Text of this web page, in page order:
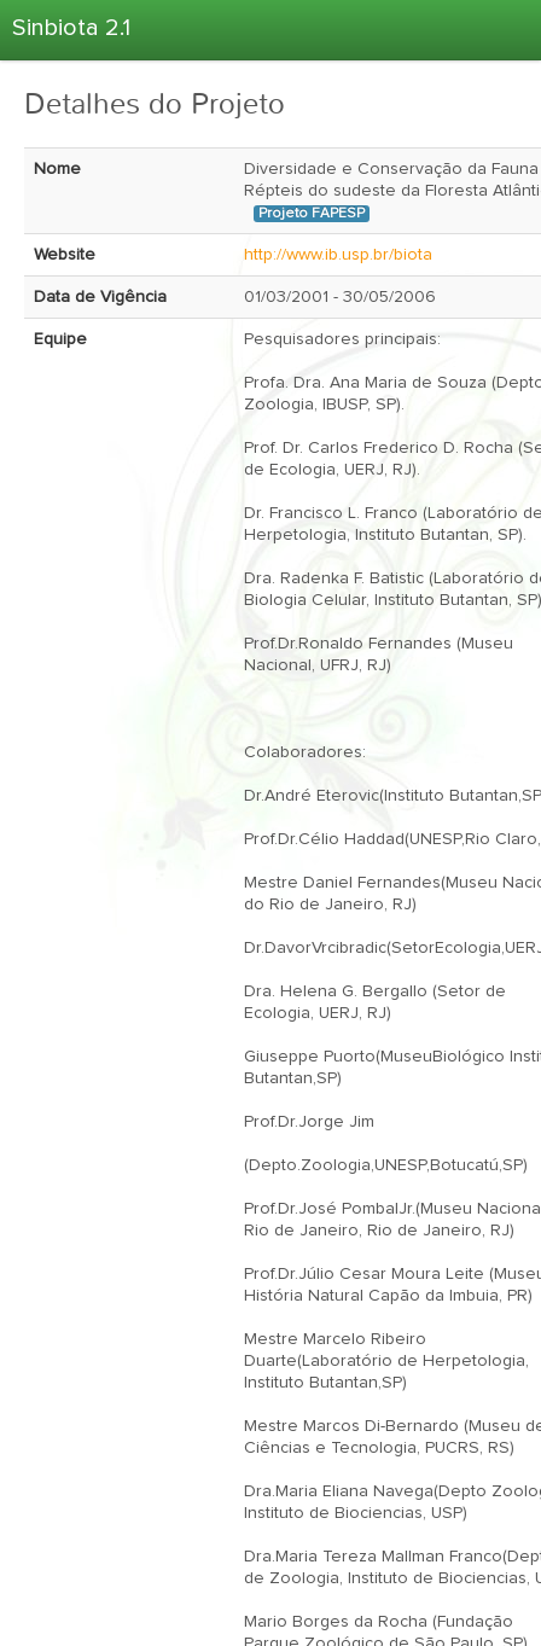
Sinbiota 2.1
Informações Ambientais
Coletas
Atlas 2.1
Estatísticas
Detalhes do Projeto
Nome
Diversidade e Conservação da
Répteis do sudeste da Floresta
Projeto FAPESP
Website http://www.ib.usp.br/biota
Data de Vigência 01/03/2001 - 30/05/2006
Equipe Pesquisadores principais:
Profa. Dra. Ana Maria de Souza
Zoologia, IBUSP, SP).
Prof. Dr. Carlos Frederico D. Rocha
de Ecologia, UERJ, RJ).
Dr. Francisco L. Franco (Laboratório
Herpetologia, Instituto Butantan, SP).
Dra. Radenka F. Batistic (Laboratório
Biologia Celular, Instituto Butantan,
Prof.Dr.Ronaldo Fernandes (Museu
Nacional, UFRJ, RJ)
Colaboradores:
Dr.André Eterovic(Instituto
Prof.Dr.Célio Haddad(UNESP,Rio
Mestre Daniel Fernandes(Museu
do Rio de Janeiro, RJ)
Dra. Helena G. Bergallo (Setor de
Ecologia, UERJ, RJ)
Giuseppe Puorto(MuseuBiológico
Butantan,SP)
Prof.Dr.Jorge Jim
(Depto.Zoologia,UNESP,Botucatú,SP)
Prof.Dr.José PombalJr.(Museu
Rio de Janeiro, Rio de Janeiro, RJ)
Prof.Dr.Júlio Cesar Moura Leite
História Natural Capão da Imbuia, PR)
Mestre Marcelo Ribeiro
Duarte(Laboratório de Herpetologia,
Instituto Butantan,SP)
Mestre Marcos Di-Bernardo (Museu
Ciências e Tecnologia, PUCRS, RS)
Dra.Maria Eliana Navega(Depto
Instituto de Biociencias, USP)
Dra.Maria Tereza Mallman
de Zoologia, Instituto de Biociencias,
Mario Borges da Rocha (Fundação